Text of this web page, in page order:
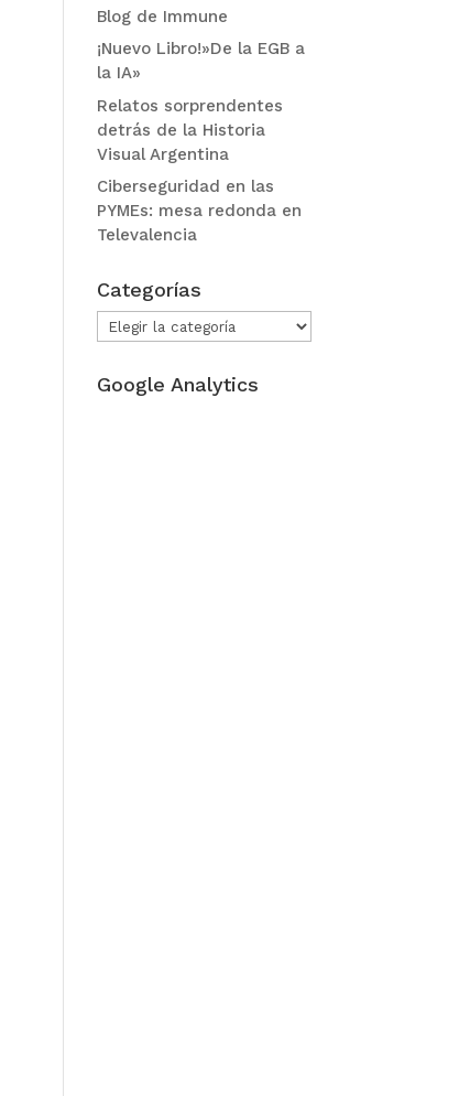
Blog de Immune
¡Nuevo Libro!»De la EGB a
la IA»
Relatos sorprendentes
detrás de la Historia
Visual Argentina
Ciberseguridad en las
PYMEs: mesa redonda en
Televalencia
Categorías
Categorías
Google Analytics